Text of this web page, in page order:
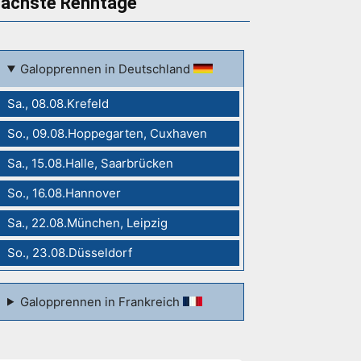
Galopprennen in Deutschland
Sa., 08.08.Krefeld
So., 09.08.Hoppegarten, Cuxhaven
Sa., 15.08.Halle, Saarbrücken
So., 16.08.Hannover
Sa., 22.08.München, Leipzig
So., 23.08.Düsseldorf
Galopprennen in Frankreich